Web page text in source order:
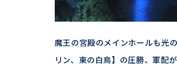
魔王の宮殿のメインホールも光
リン、東の白鳥】の圧勝、軍配